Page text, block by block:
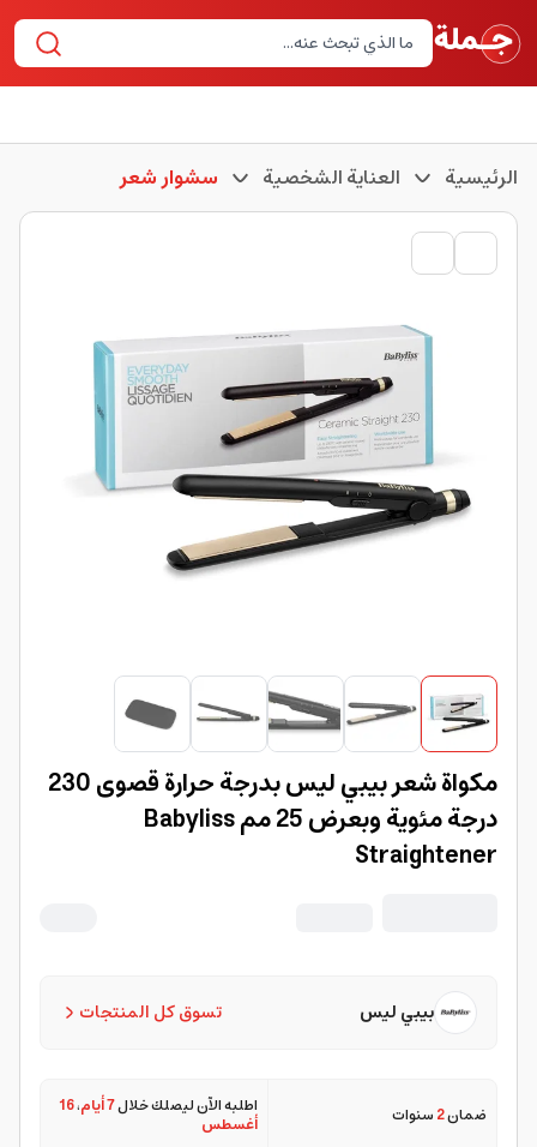
الرئيسية العناية الشخصية سشوار شعر
مكواة شعر بيبي ليس بدرجة حرارة قصوى 230
درجة مئوية وبعرض 25 مم Babyliss
Straightener
تسوق كل المنتجات بيبي ليس
ضمان2سنوات اطلبه الآن ليصلك خلال7 أيام ،16
أغسطس